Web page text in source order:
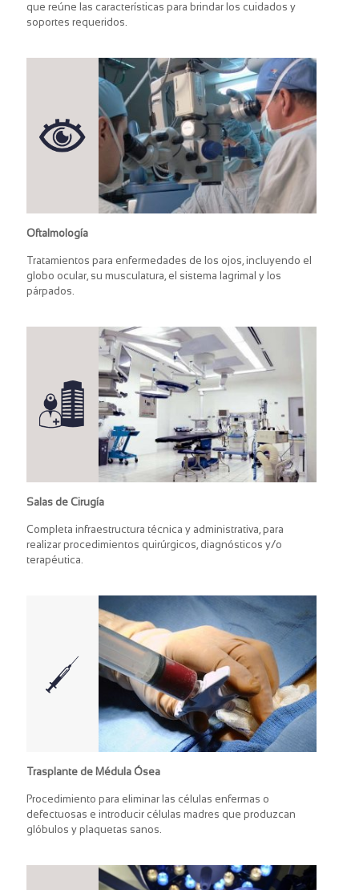
que reúne las características para brindar los cuidados y
soportes requeridos.
Oftalmología
Tratamientos para enfermedades de los ojos, incluyendo el
globo ocular, su musculatura, el sistema lagrimal y los
párpados.
Salas de Cirugía
Completa infraestructura técnica y administrativa, para
realizar procedimientos quirúrgicos, diagnósticos y/o
terapéutica.
Trasplante de Médula Ósea
Procedimiento para eliminar las células enfermas o
defectuosas e introducir células madres que produzcan
glóbulos y plaquetas sanos.